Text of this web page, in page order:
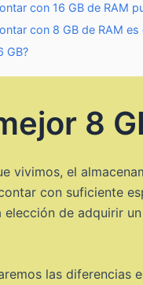
con 16 GB de RAM
con 8 GB de RAM
GB?
8
vivimos, el
con suficiente
de adquirir
las diferencias